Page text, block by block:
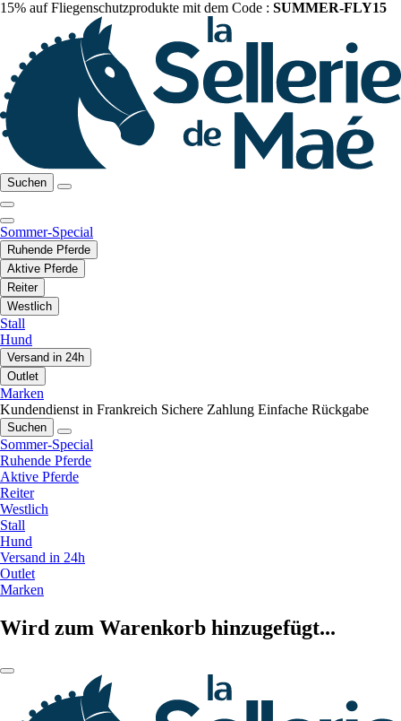
15% auf Fliegenschutzprodukte mit dem Code : SUMMER-FLY15
Suchen
Sommer-Special
Ruhende Pferde
Aktive Pferde
Reiter
Westlich
Stall
Hund
Versand in 24h
Outlet
Marken
Kundendienst in Frankreich Sichere Zahlung Einfache Rückgabe
Suchen
Sommer-Special
Ruhende Pferde
Aktive Pferde
Reiter
Westlich
Stall
Hund
Versand in 24h
Outlet
Marken
Wird zum Warenkorb hinzugefügt...